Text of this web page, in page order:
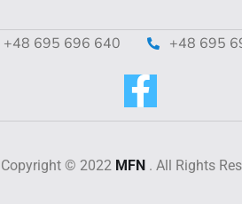
+48 695 696 640 +48 695
Copyright © 2022 MFN . All Rights